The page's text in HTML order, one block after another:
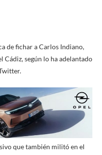
de fichar a Carlos Indiano,
según lo ha adelantado
que también militó en el